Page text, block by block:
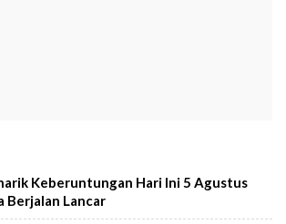
Keberuntungan Hari Ini 5 Agustus
Berjalan Lancar